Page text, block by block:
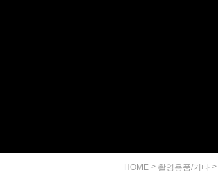
- HOME > 촬영용품/기타 >